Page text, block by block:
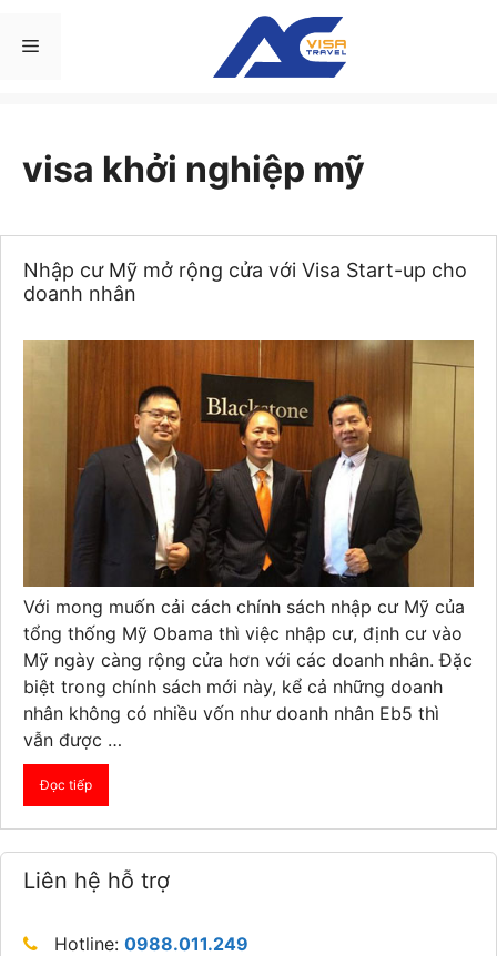
đến Menu
visa khởi nghiệp mỹ
Nhập cư Mỹ mở rộng cửa với Visa Start-up cho
doanh nhân
Với mong muốn cải cách chính sách nhập cư Mỹ của
tổng thống Mỹ Obama thì việc nhập cư, định cư vào
Mỹ ngày càng rộng cửa hơn với các doanh nhân. Đặc
biệt trong chính sách mới này, kể cả những doanh
nhân không có nhiều vốn như doanh nhân Eb5 thì
vẫn được …
Đọc tiếp
Liên hệ hỗ trợ
Hotline: 0988.011.249